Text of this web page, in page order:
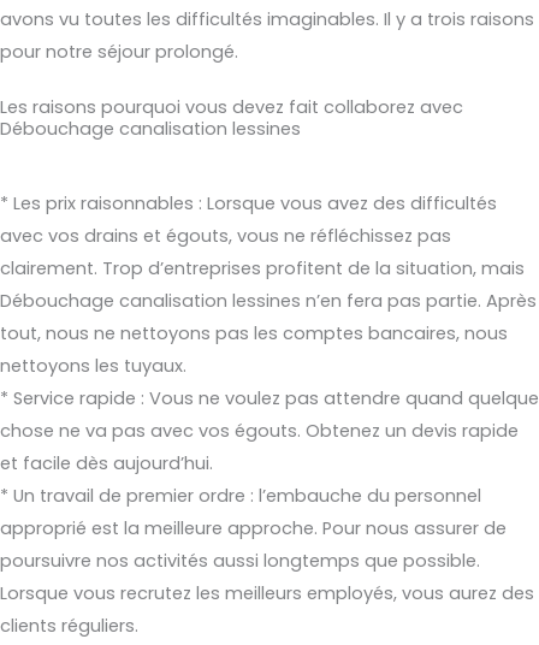
avons vu toutes les difficultés imaginables. Il y a trois raisons
pour notre séjour prolongé.
Les raisons pourquoi vous devez fait collaborez avec
Débouchage canalisation lessines
* Les prix raisonnables : Lorsque vous avez des difficultés
avec vos drains et égouts, vous ne réfléchissez pas
clairement. Trop d’entreprises profitent de la situation, mais
Débouchage canalisation lessines n’en fera pas partie. Après
tout, nous ne nettoyons pas les comptes bancaires, nous
nettoyons les tuyaux.
* Service rapide : Vous ne voulez pas attendre quand quelque
chose ne va pas avec vos égouts. Obtenez un devis rapide
et facile dès aujourd’hui.
* Un travail de premier ordre : l’embauche du personnel
approprié est la meilleure approche. Pour nous assurer de
poursuivre nos activités aussi longtemps que possible.
Lorsque vous recrutez les meilleurs employés, vous aurez des
clients réguliers.